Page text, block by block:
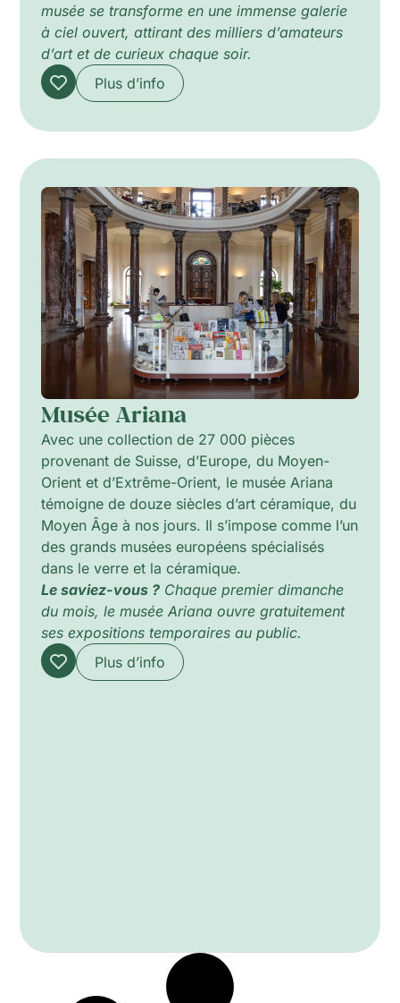
musée se transforme en une immense galerie
à ciel ouvert, attirant des milliers d’amateurs
d’art et de curieux chaque soir.
Plus d’info
Musée Ariana
Avec une collection de 27 000 pièces
provenant de Suisse, d’Europe, du Moyen-
Orient et d’Extrême-Orient, le musée Ariana
témoigne de douze siècles d’art céramique, du
Moyen Âge à nos jours. Il s’impose comme l’un
des grands musées européens spécialisés
dans le verre et la céramique.
Le saviez-vous ? Chaque premier dimanche
du mois, le musée Ariana ouvre gratuitement
ses expositions temporaires au public.
Plus d’info